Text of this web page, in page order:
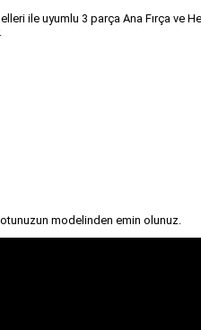
ile uyumlu 3 parça Ana Fırça
modelinden emin olunuz.